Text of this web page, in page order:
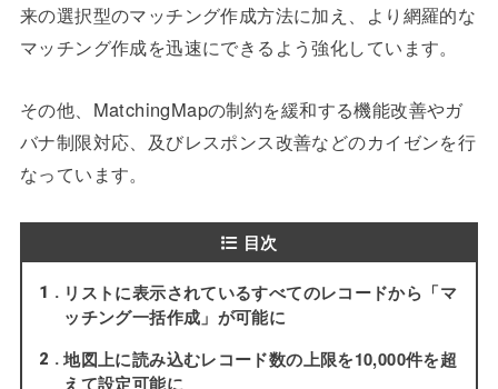
来の選択型のマッチング作成方法に加え、より網羅的な
マッチング作成を迅速にできるよう強化しています。
その他、MatchingMapの制約を緩和する機能改善やガ
バナ制限対応、及びレスポンス改善などのカイゼンを行
なっています。
目次
1
リストに表示されているすべてのレコードから「マ
ッチング一括作成」が可能に
2
地図上に読み込むレコード数の上限を10,000件を超
えて設定可能に